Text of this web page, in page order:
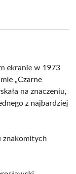
ekranie w 1973
„Czarne
na znaczeniu,
z najbardziej
znakomitych